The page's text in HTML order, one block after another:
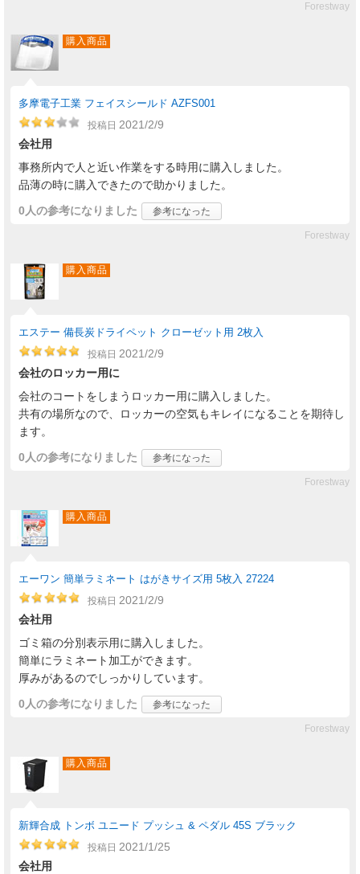
Forestway
購入商品
多摩電子工業 フェイスシールド AZFS001
投稿日 2021/2/9
会社用
事務所内で人と近い作業をする時用に購入しました。
品薄の時に購入できたので助かりました。
0人の参考になりました 参考になった
Forestway
購入商品
エステー 備長炭ドライペット クローゼット用 2枚入
投稿日 2021/2/9
会社のロッカー用に
会社のコートをしまうロッカー用に購入しました。
共有の場所なので、ロッカーの空気もキレイになることを期待し
ます。
0人の参考になりました 参考になった
Forestway
購入商品
エーワン 簡単ラミネート はがきサイズ用 5枚入 27224
投稿日 2021/2/9
会社用
ゴミ箱の分別表示用に購入しました。
簡単にラミネート加工ができます。
厚みがあるのでしっかりしています。
0人の参考になりました 参考になった
Forestway
購入商品
新輝合成 トンボ ユニード プッシュ & ペダル 45S ブラック
投稿日 2021/1/25
会社用